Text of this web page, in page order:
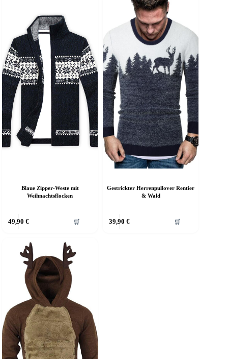
Blaue Zipper-Weste mit
Weihnachtsflocken
49,90 € 🛒
Gestrickter Herrenpullover Rentier
& Wald
39,90 € 🛒
Produkt
gewählt
werden